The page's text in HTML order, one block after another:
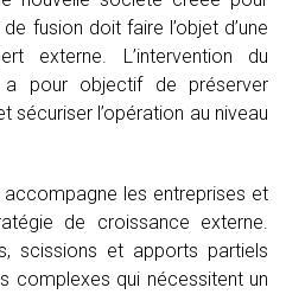
fusion doit faire l’objet d’une
externe. L’intervention du
a pour objectif de préserver
sécuriser l’opération au niveau
les entreprises et
de croissance externe.
scissions et apports partiels
complexes qui nécessitent un